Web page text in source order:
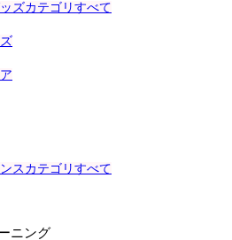
ズカテゴリすべて
スカテゴリすべて
ニング